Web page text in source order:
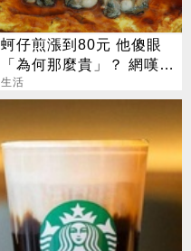
蚵仔煎漲到80元 他傻眼
「為何那麼貴」？ 網嘆：
早改自己煎
生活